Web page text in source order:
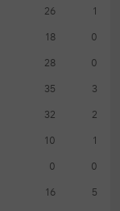
26 1
18 0
28 0
35 3
32 2
10 1
0 0
16 5